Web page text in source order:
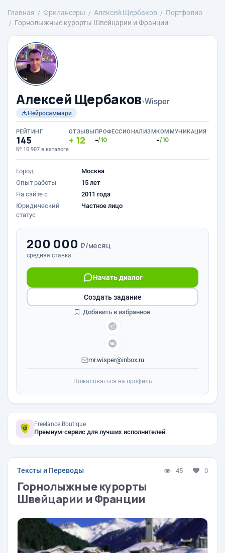
Главная Фрилансеры Алексей Щербаков
Портфолио
Горнолыжные курорты Швейцарии и Франции
Алексей Щербаков›Wisper
Нейросаммари
РЕЙТИНГ
145
№ 10 907 в каталоге
ОТЗЫВЫ
12
ПРОФЕССИОНАЛИЗМ
-/10
КОММУНИКАЦИЯ
-/10
Город
Москва
Опыт работы
15 лет
На сайте с
2011 года
Юридический
статус
Частное лицо
200 000 ₽/месяц
средняя ставка
Начать диалог
mr.wisper@inbox.ru
Создать задание
Добавить в избранное
Пожаловаться на профиль
Freelance.Boutique
Премиум-сервис для лучших исполнителей
Тексты и Переводы 45 0
Горнолыжные курорты
Швейцарии и Франции